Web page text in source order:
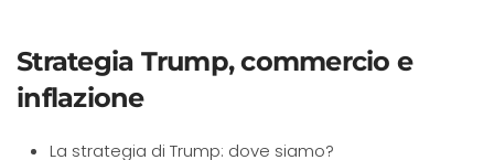
Strategia Trump, commercio e
inflazione
La strategia di Trump: dove siamo?